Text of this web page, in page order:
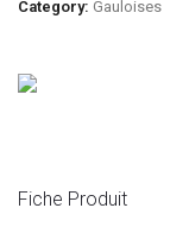
Category: Gauloises
Fiche Produit